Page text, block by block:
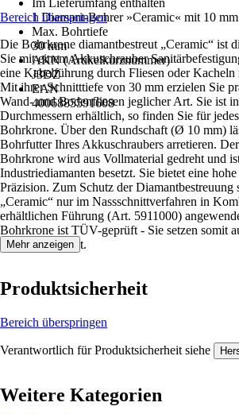
1 Diamant-Bohrer »Ceramic« mit 10
Max. Bohrtiefe
30 mm
AKN (Artikelkurznummer)
J3DZ
EAN
4006885591608
Bereich überspringen
Die Bohrkrone diamantbestreut „Ceramic“ ist
Sie mit einem Akkuschrauber
eine Kabelführung durch Fliesen oder Kacheln
Mit ihrer Schnitttiefe von 30 mm erzielen Sie
Wand- und Bodenfliesen jeglicher Art. Sie ist
Durchmessern erhältlich, so finden Sie für
Bohrkrone. Über den Rundschaft (Ø 10 mm)
Bohrfutter Ihres Akkuschraubers arretieren.
Bohrkrone wird aus Vollmaterial gedreht und
Industriediamanten besetzt. Sie bietet eine
Präzision. Zum Schutz der
„Ceramic“ nur im Nassschnittverfahren in
erhältlichen Führung (Art. 5911000)
Bohrkrone ist TÜV-geprüft - Sie setzen somit
Qualitätsprodukt.
Mehr anzeigen
Produktsicherheit
Bereich überspringen
Verantwortlich für Produktsicherheit siehe
Weitere Kategorien